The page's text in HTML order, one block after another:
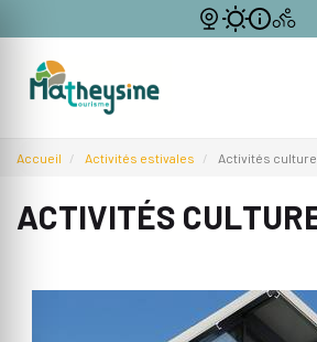
Accueil Activités estivales Activités
ACTIVITÉS